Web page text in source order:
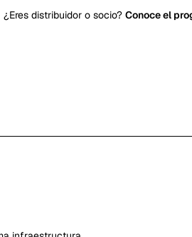
¿Eres distribuidor o socio? Conoce el